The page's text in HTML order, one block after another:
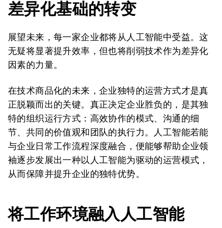
差异化基础的转变
展望未来，每一家企业都将从人工智能中受益。这
无疑将显著提升效率，但也将削弱技术作为差异化
因素的力量。
在技术商品化的未来，企业独特的运营方式才是真
正脱颖而出的关键。真正决定企业胜负的，是其独
特的组织运行方式：高效协作的模式、沟通的细
节、共同的价值观和团队的执行力。人工智能若能
与企业日常工作流程深度融合，便能够帮助企业领
袖逐步发展出一种以人工智能为驱动的运营模式，
从而保障并提升企业的独特优势。
将工作环境融入人工智能